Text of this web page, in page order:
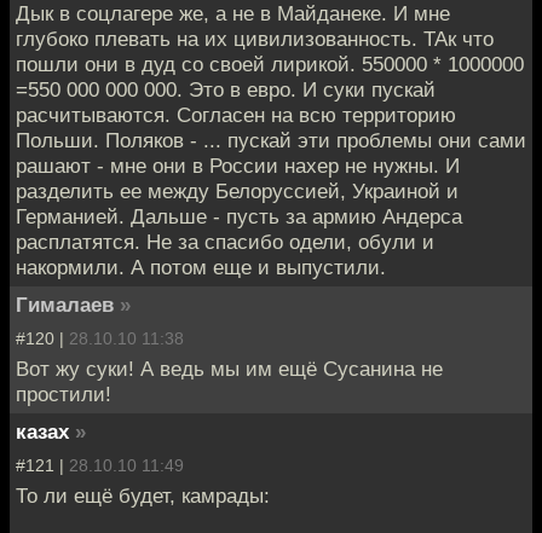
Дык в соцлагере же, а не в Майданеке. И мне
глубоко плевать на их цивилизованность. ТАк что
пошли они в дуд со своей лирикой. 550000 * 1000000
=550 000 000 000. Это в евро. И суки пускай
расчитываются. Согласен на всю территорию
Польши. Поляков - ... пускай эти проблемы они сами
рашают - мне они в России нахер не нужны. И
разделить ее между Белоруссией, Украиной и
Германией. Дальше - пусть за армию Андерса
расплатятся. Не за спасибо одели, обули и
накормили. А потом еще и выпустили.
Гималаев »
#120 | 28.10.10 11:38
Вот жу суки! А ведь мы им ещё Сусанина не
простили!
казах »
#121 | 28.10.10 11:49
То ли ещё будет, камрады: